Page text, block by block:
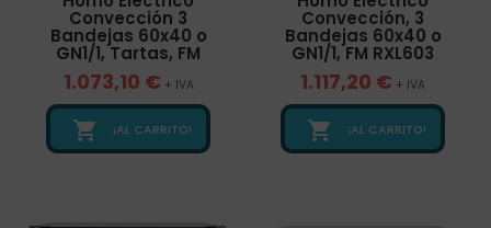
Convección 3
Bandejas 60x40 o
GN1/1, Tartas, FM
1.073,10 € + IVA
 ¡AL CARRITO!
Convección, 3
Bandejas 60x40 o
GN1/1, FM RXL603
1.117,20 € + IVA
 ¡AL CARRITO!